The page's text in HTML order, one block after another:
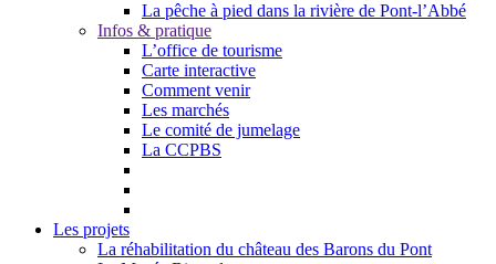
La pêche à pied dans la rivière de Pont-l’Abbé
Infos & pratique
L’office de tourisme
Carte interactive
Comment venir
Les marchés
Le comité de jumelage
La CCPBS
Les projets
La réhabilitation du château des Barons du Pont